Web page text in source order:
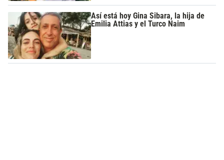
Así está hoy Gina Sibara, la hija de
Emilia Attias y el Turco Naim